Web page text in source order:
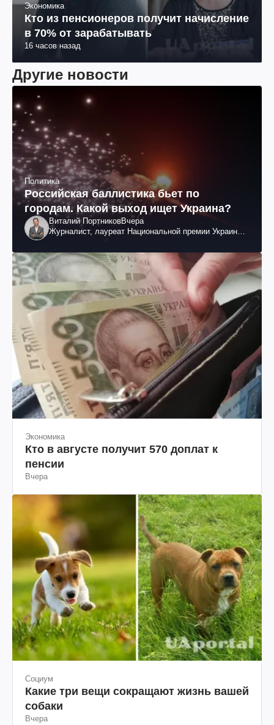
Экономика
Кто из пенсионеров получит начисление
в 70% от зарабатывать
16 часов назад
Другие новости
Политика
Российская баллистика бьет по
городам. Какой выход ищет Украина?
Виталий ПортниковВчера
Журналист, лауреат Национальной премии Украины
Экономика
Кто в августе получит 570 доплат к
пенсии
Вчера
Социум
Какие три вещи сокращают жизнь вашей
собаки
Вчера